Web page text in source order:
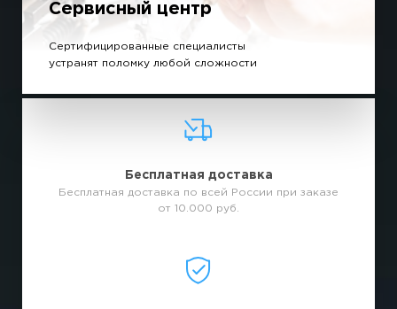
Сервисный центр
Сертифицированные специалисты
устранят поломку любой сложности
Бесплатная доставка
Бесплатная доставка по всей России при заказе
от 10.000 руб.